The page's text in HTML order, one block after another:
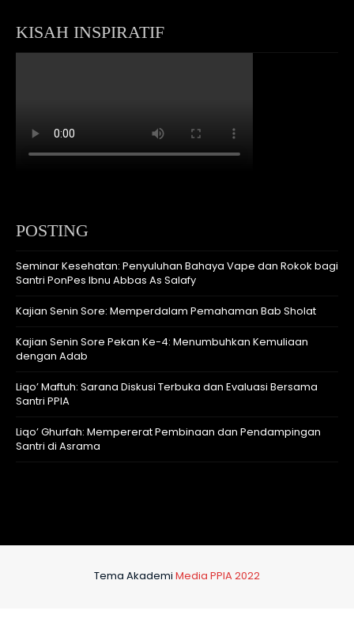
KISAH INSPIRATIF
POSTING
Seminar Kesehatan: Penyuluhan Bahaya Vape dan Rokok bagi
Santri PonPes Ibnu Abbas As Salafy
Kajian Senin Sore: Memperdalam Pemahaman Bab Sholat
Kajian Senin Sore Pekan Ke-4: Menumbuhkan Kemuliaan
dengan Adab
Liqo’ Maftuh: Sarana Diskusi Terbuka dan Evaluasi Bersama
Santri PPIA
Liqo’ Ghurfah: Mempererat Pembinaan dan Pendampingan
Santri di Asrama
Tema Akademi Media PPIA 2022